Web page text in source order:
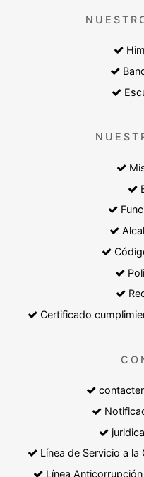
Certificado
Línea de Servicio a
Línea